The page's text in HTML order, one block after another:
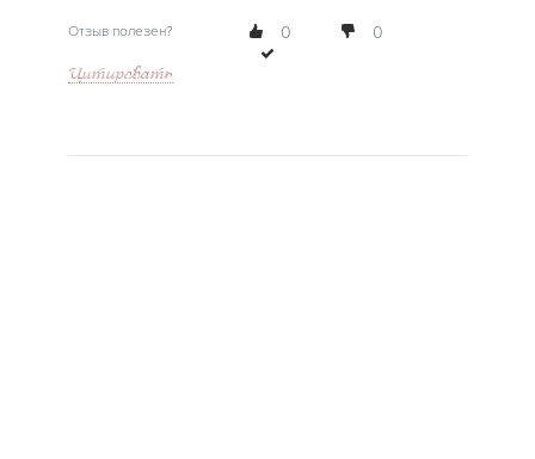
Отзыв полезен? 0 0
Цитировать